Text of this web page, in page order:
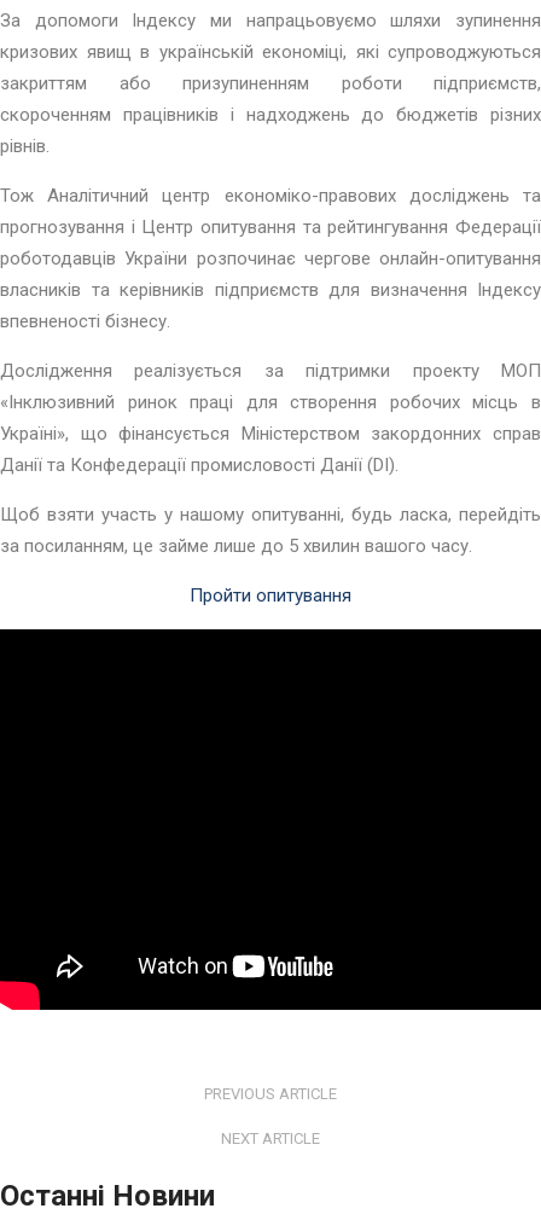
За допомоги Індексу ми напрацьовуємо шляхи зупинення
кризових явищ в українській економіці, які супроводжуються
закриттям або призупиненням роботи підприємств,
скороченням працівників і надходжень до бюджетів різних
рівнів.
Тож Аналітичний центр економіко-правових досліджень та
прогнозування і Центр опитування та рейтингування Федерації
роботодавців України розпочинає чергове онлайн-опитування
власників та керівників підприємств для визначення Індексу
впевненості бізнесу.
Дослідження реалізується за підтримки проекту МОП
«Інклюзивний ринок праці для створення робочих місць в
Україні», що фінансується Міністерством закордонних справ
Данії та Конфедерації промисловості Данії (DI).
Щоб взяти участь у нашому опитуванні, будь ласка, перейдіть
за посиланням, це займе лише до 5 хвилин вашого часу.
Пройти опитування
PREVIOUS ARTICLE
NEXT ARTICLE
Останні Новини